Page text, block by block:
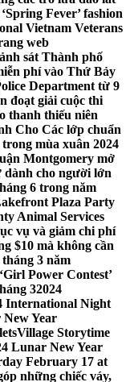
Fever’ fashion
Vietnam Veterans
web
sát Thành phố
phí vào Thứ Bảy
Department từ 9
đoạt giải cuộc thi
thanh thiếu niên
Cho Các lớp chuẩn
mùa xuân 2024
Montgomery mở
dành cho người lớn
6 trong năm
Plaza Party
Animal Services
vụ và giảm chi phí
$10 mà không cần
3 năm
Power Contest’
32024
International Night
Year
Village Storytime
Lunar New Year
February 17 at
những chiếc váy,